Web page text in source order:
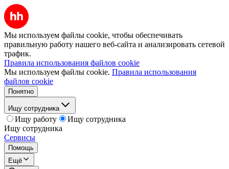
Мы используем файлы cookie, чтобы обеспечивать
правильную работу нашего веб-сайта и анализировать сетевой
трафик.
Правила использования файлов cookie
Мы используем файлы cookie. Правила использования
файлов cookie
Понятно
Ищу сотрудника
Ищу работу
Ищу сотрудника
Ищу сотрудника
Сервисы
Помощь
Ещё